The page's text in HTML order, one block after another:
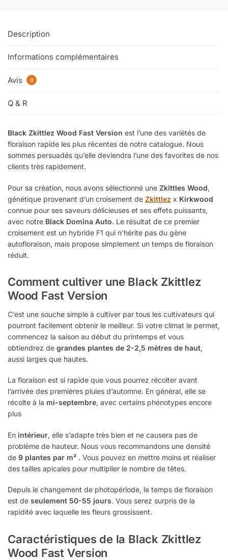
Description
Informations complémentaires
Avis 0
Q & R
Black Zkittlez Wood Fast Version est l’une des variétés de
floraison rapide les plus récentes de notre catalogue. Nous
sommes persuadés qu’elle deviendra l’une des favorites de nos
clients très rapidement.
Pour sa création, nous avons sélectionné une Zkittles Wood,
génétique provenant d’un croisement de Zkittlez x Kirkwood
connue pour ses saveurs délicieuses et ses effets puissants,
avec notre Black Domina Auto. Le résultat de ce premier
croisement est un hybride F1 qui n’hérite pas du gène
autofloraison, mais propose simplement un temps de floraison
réduit.
Comment cultiver une Black Zkittlez
Wood Fast Version
C’est une souche simple à cultiver par tous les cultivateurs qui
pourront facilement obtenir le meilleur. Si votre climat le permet,
commencez la saison au début du printemps et vous
obtiendrez de grandes plantes de 2-2,5 mètres de haut,
aussi larges que hautes.
La floraison est si rapide que vous pourrez récolter avant
l’arrivée des premières pluies d’automne. En général, elle se
récolte à la mi-septembre, avec certains phénotypes encore
plus
En intérieur, elle s’adapte très bien et ne causera pas de
problème de hauteur. Nous vous recommandons une densité
de 9 plantes par m² . Vous pouvez en mettre moins et réaliser
des tailles apicales pour multiplier le nombre de têtes.
Depuis le changement de photopériode, le temps de floraison
est de seulement 50-55 jours. Vous serez surpris de la
rapidité avec laquelle les fleurs grossissent.
Caractéristiques de la Black Zkittlez
Wood Fast Version